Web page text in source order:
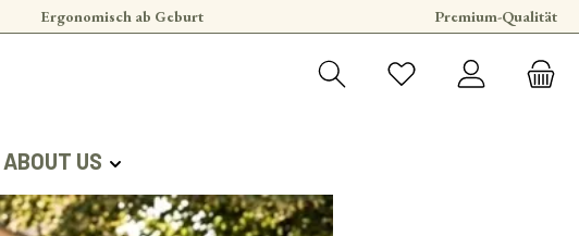
Ergonomisch ab Geburt Premium-Qualität
ABOUT US